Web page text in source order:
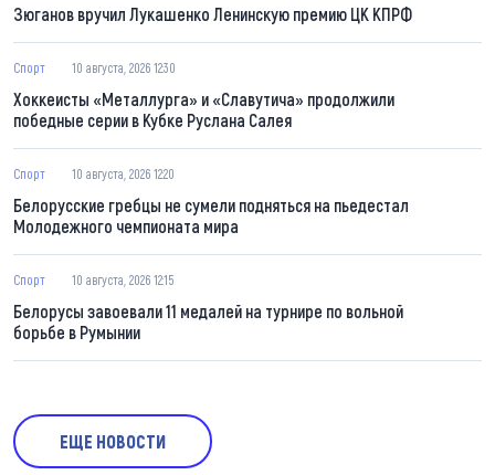
Зюганов вручил Лукашенко Ленинскую премию ЦК КПРФ
Спорт 10 августа, 2026 12:30
Хоккеисты «Металлурга» и «Славутича» продолжили
победные серии в Кубке Руслана Салея
Спорт 10 августа, 2026 12:20
Белорусские гребцы не сумели подняться на пьедестал
Молодежного чемпионата мира
Спорт 10 августа, 2026 12:15
Белорусы завоевали 11 медалей на турнире по вольной
борьбе в Румынии
ЕЩЕ НОВОСТИ